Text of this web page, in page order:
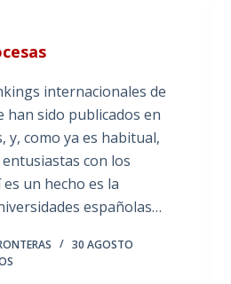
internacionales de
han sido publicados en
y, como ya es habitual,
con los
un hecho es la
españolas…
30 AGOSTO